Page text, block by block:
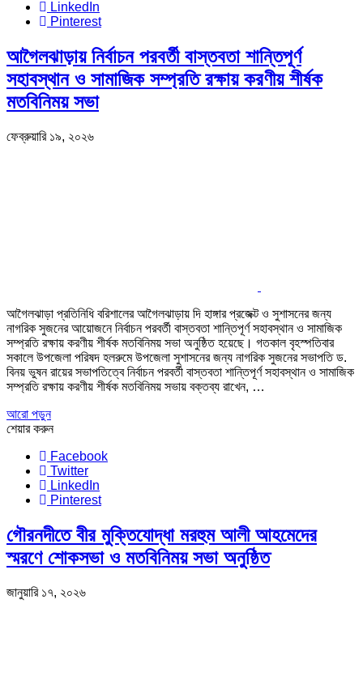
LinkedIn
Pinterest
আগৈলঝাড়ায় নির্বাচন পরবর্তী বাস্তবতা শান্তিপূর্ণ
সহাবস্থান ও সামাজিক সম্প্রতি রক্ষায় করণীয় শীর্ষক
মতবিনিময় সভা
ফেব্রুয়ারি ১৯, ২০২৬
আগৈলঝাড়া প্রতিনিধি বরিশালের আগৈলঝাড়ায় দি হাঙ্গার প্রজেক্ট ও সুশাসনের জন্য
নাগরিক সুজনের আয়োজনে নির্বাচন পরবর্তী বাস্তবতা শান্তিপূর্ণ সহাবস্থান ও সামাজিক
সম্প্রতি রক্ষায় করণীয় শীর্ষক মতবিনিময় সভা অনুষ্ঠিত হয়েছে। গতকাল বৃহস্পতিবার
সকালে উপজেলা পরিষদ হলরুমে উপজেলা সুশাসনের জন্য নাগরিক সুজনের সভাপতি ড.
বিনয় ভুষন রায়ের সভাপতিত্বে নির্বাচন পরবর্তী বাস্তবতা শান্তিপূর্ণ সহাবস্থান ও সামাজিক
সম্প্রতি রক্ষায় করণীয় শীর্ষক মতবিনিময় সভায় বক্তব্য রাখেন, …
আরো পড়ুন
শেয়ার করুন
Facebook
Twitter
LinkedIn
Pinterest
গৌরনদীতে বীর মুক্তিযোদ্ধা মরহুম আলী আহমেদের
স্মরণে শোকসভা ও মতবিনিময় সভা অনুষ্ঠিত
জানুয়ারি ১৭, ২০২৬